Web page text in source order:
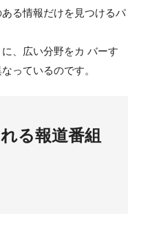
る情報だけを見つけるパ
、広い分野をカ バーす
っているのです。
る報道番組